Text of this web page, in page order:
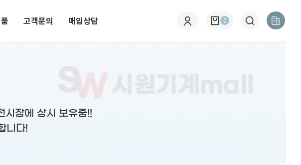
고객문의 매입상담 0
시장에 상시 보유중!!
니다!